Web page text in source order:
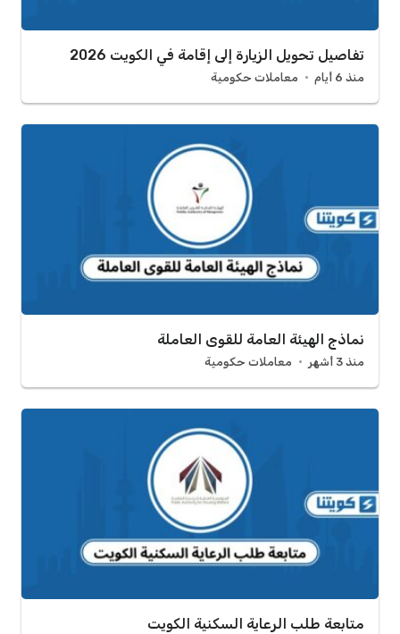
تفاصيل تحويل الزيارة إلى إقامة في الكويت 2026
منذ 6 أيام معاملات حكومية
نماذج الهيئة العامة للقوى العاملة
منذ 3 أشهر معاملات حكومية
متابعة طلب الرعاية السكنية الكويت